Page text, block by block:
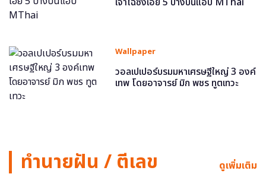
Wallpaper
วอลเปเปอร์บรมมหาเศรษฐีใหญ่ 3 องค์
เทพ โดยอาจารย์ มิก พชร ทูตเทวะ
ทำนายฝัน / ตีเลข ดูเพิ่มเติม